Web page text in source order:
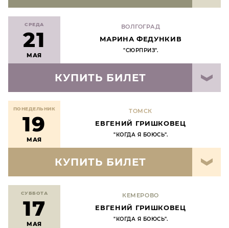
СРЕДА
21
МАЯ
ВОЛГОГРАД
МАРИНА ФЕДУНКИВ
"СЮРПРИЗ".
КУПИТЬ БИЛЕТ
ПОНЕДЕЛЬНИК
19
МАЯ
ТОМСК
ЕВГЕНИЙ ГРИШКОВЕЦ
"КОГДА Я БОЮСЬ".
КУПИТЬ БИЛЕТ
СУББОТА
17
МАЯ
КЕМЕРОВО
ЕВГЕНИЙ ГРИШКОВЕЦ
"КОГДА Я БОЮСЬ".